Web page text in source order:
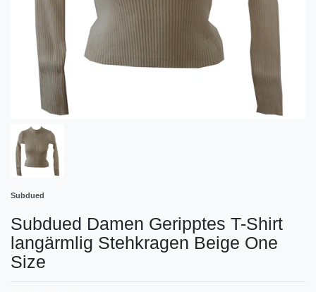
Subdued
Subdued Damen Geripptes T-Shirt
langärmlig Stehkragen Beige One
Size